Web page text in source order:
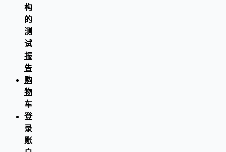
构
的
测
试
报
告
购
物
车
登
录
账